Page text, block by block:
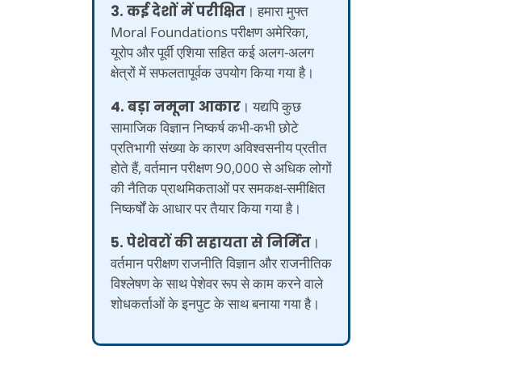
3. कई देशों में परीक्षित। हमारा मुफ्त
Moral Foundations परीक्षण अमेरिका,
यूरोप और पूर्वी एशिया सहित कई अलग-अलग
क्षेत्रों में सफलतापूर्वक उपयोग किया गया है।
4. बड़ा नमूना आकार। यद्यपि कुछ
सामाजिक विज्ञान निष्कर्ष कभी-कभी छोटे
प्रतिभागी संख्या के कारण अविश्वसनीय प्रतीत
होते हैं, वर्तमान परीक्षण 90,000 से अधिक लोगों
की नैतिक प्राथमिकताओं पर समकक्ष-समीक्षित
निष्कर्षों के आधार पर तैयार किया गया है।
5. पेशेवरों की सहायता से निर्मित।
वर्तमान परीक्षण राजनीति विज्ञान और राजनीतिक
विश्लेषण के साथ पेशेवर रूप से काम करने वाले
शोधकर्ताओं के इनपुट के साथ बनाया गया है।